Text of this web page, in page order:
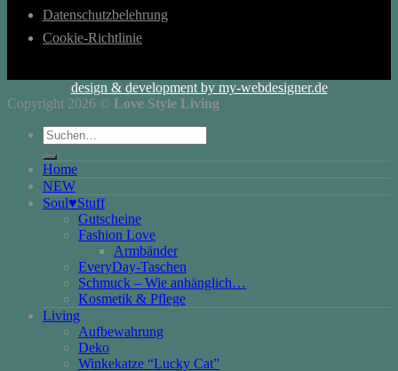
Datenschutzbelehrung
Cookie-Richtlinie
design & development by my-webdesigner.de
Copyright 2026 © Love Style Living
Suchen
nach:
Home
NEW
Soul♥Stuff
Gutscheine
Fashion Love
Armbänder
EveryDay-Taschen
Schmuck – Wie anhänglich…
Kosmetik & Pflege
Living
Aufbewahrung
Deko
Winkekatze “Lucky Cat”